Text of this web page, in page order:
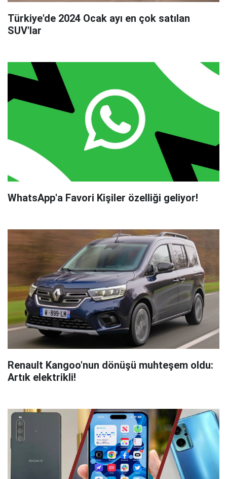
Türkiye'de 2024 Ocak ayı en çok satılan
SUV'lar
WhatsApp'a Favori Kişiler özelliği geliyor!
Renault Kangoo'nun dönüşü muhteşem oldu:
Artık elektrikli!